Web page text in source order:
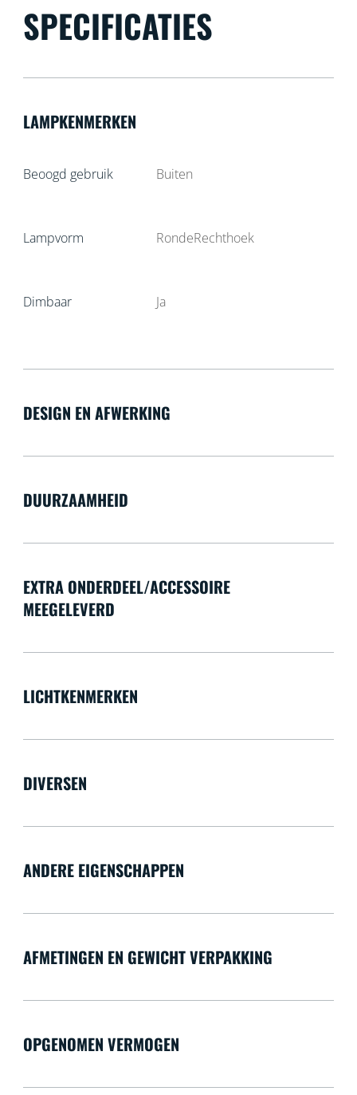
SPECIFICATIES
LAMPKENMERKEN
Beoogd gebruik Buiten
Lampvorm RondeRechthoek
Dimbaar Ja
DESIGN EN AFWERKING
DUURZAAMHEID
EXTRA ONDERDEEL/ACCESSOIRE
MEEGELEVERD
LICHTKENMERKEN
DIVERSEN
ANDERE EIGENSCHAPPEN
AFMETINGEN EN GEWICHT VERPAKKING
OPGENOMEN VERMOGEN